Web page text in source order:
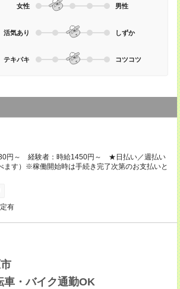
女性 男性
活気あり しずか
テキパキ コツコツ
円～ 経験者：時給1450円～ ★日払い／週払い
ます）※稼働開始時は手続き完了次第のお支払いと
有
車・バイク通勤OK